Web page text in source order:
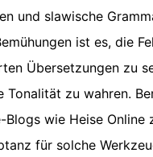
und slawische
ist es, die
Übersetzungen zu
Tonalität zu wahren.
Blogs wie Heise Online
für solche